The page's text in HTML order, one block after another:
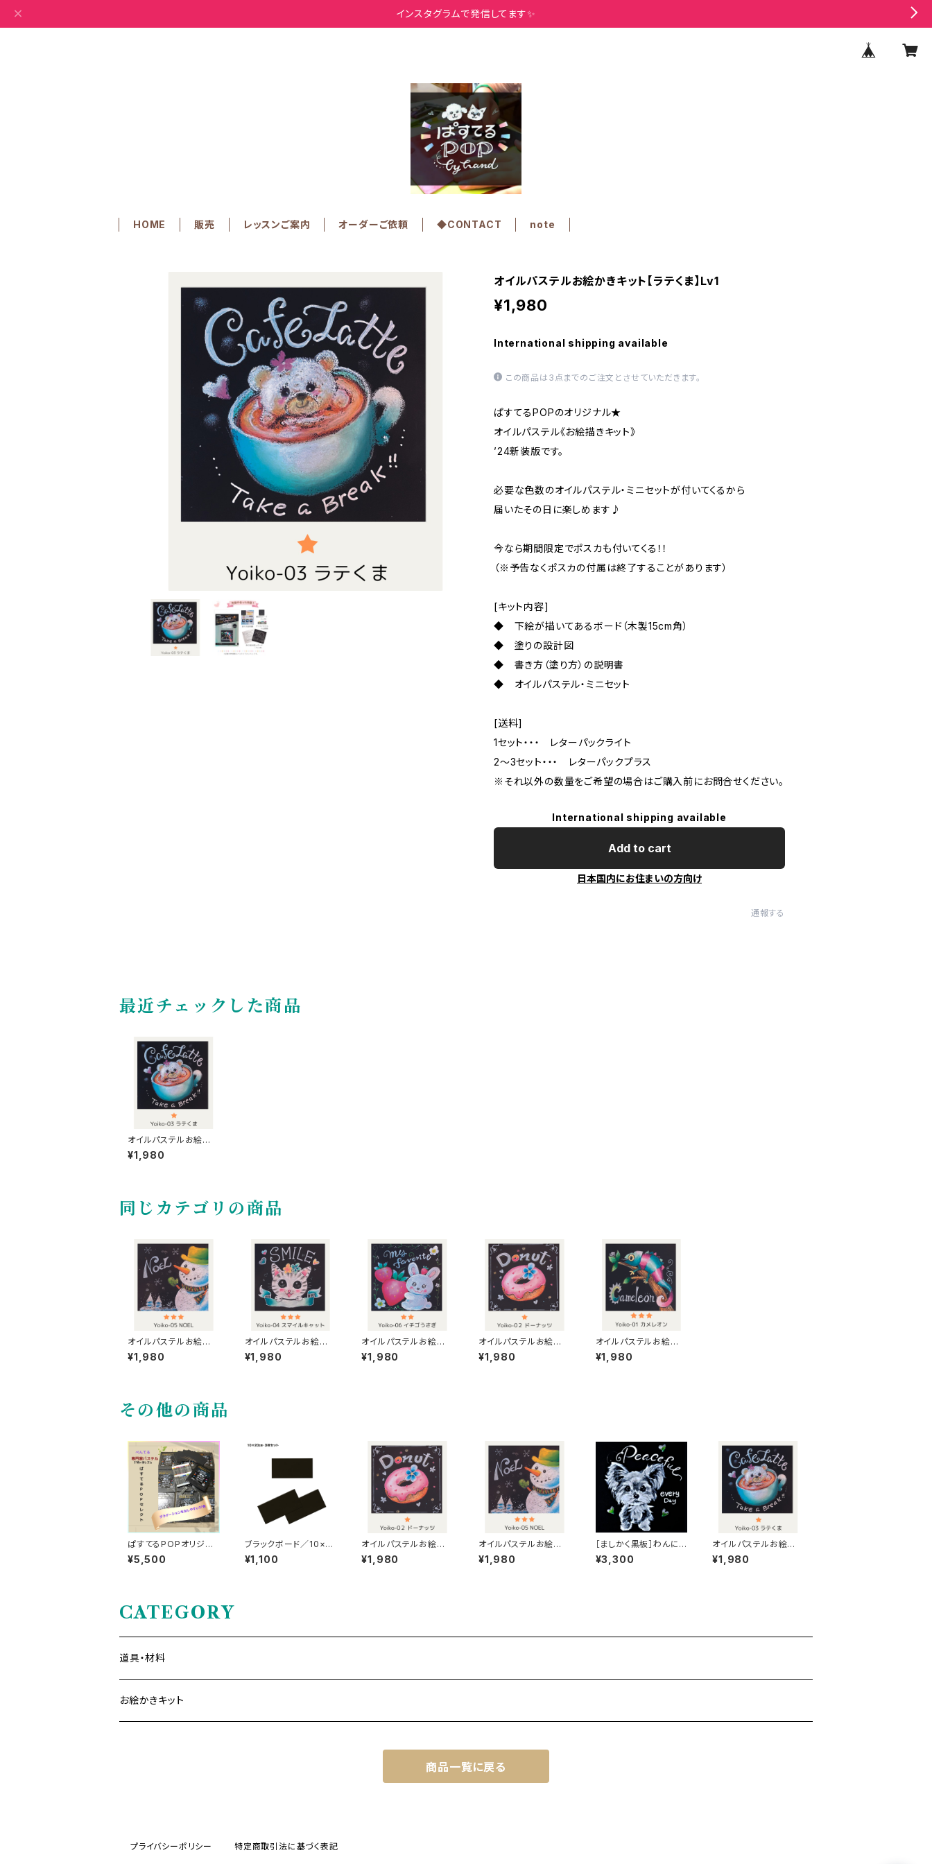
インスタグラムで発信してます✨
HOME 販売 レッスンご案内 オーダーご依頼 ◆CONTACT note
オイルパステルお絵かきキット【ラテくま】Lv1
¥1,980
International shipping available
この商品は3点までのご注文とさせていただきます。
ぱすてるPOPのオリジナル★
オイルパステル《お絵描きキット》
’24新装版です。
必要な色数のオイルパステル・ミニセットが付いてくるから
届いたその日に楽しめます♪
今なら期間限定でポスカも付いてくる！！
（※予告なくポスカの付属は終了することがあります）
[キット内容]
◆ 下絵が描いてあるボード（木製15cm角）
◆ 塗りの設計図
◆ 書き方（塗り方）の説明書
◆ オイルパステル・ミニセット
[送料]
1セット・・・ レターパックライト
2～3セット・・・ レターパックプラス
※それ以外の数量をご希望の場合はご購入前にお問合せください。
International shipping available
Add to cart
日本国内にお住まいの方向け
通報する
最近チェックした商品
オイルパステルお絵かき
キット【ラテくま】Lv1
¥1,980
同じカテゴリの商品
オイルパステルお絵かき
キット【NOEL（ノエル）】
Lv3
¥1,980
オイルパステルお絵かき
キット【スマイルキャッ
ト】Lv3
¥1,980
オイルパステルお絵かき
キット【イチゴうさぎ】Lv
2
¥1,980
オイルパステルお絵かき
キット【ドーナッツ】Lv1
¥1,980
オイルパステルお絵かき
キット【カメレオン】Lv3
¥1,980
その他の商品
ぱすてるPOPオリジナ
ル・パステル37色セット
（36色箱＋白2本）
¥5,500
ブラックボード／10×2
0cm・横長ボード3枚セ
ット
¥1,100
オイルパステルお絵かき
キット【ドーナッツ】Lv1
¥1,980
オイルパステルお絵かき
キット【NOEL（ノエル）】
Lv3
¥1,980
［ましかく黒板］わんにゃ
ん似顔絵［15㎝角・1匹］
¥3,300
オイルパステルお絵かき
キット【ラテくま】Lv1
¥1,980
CATEGORY
道具・材料
お絵かきキット
商品一覧に戻る
プライバシーポリシー 特定商取引法に基づく表記